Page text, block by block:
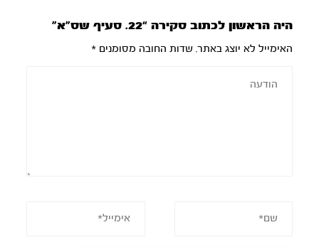
היה הראשון לכתוב סקירה “22. סעיף שס”א”
האימייל לא יוצג באתר. שדות החובה מסומנים*